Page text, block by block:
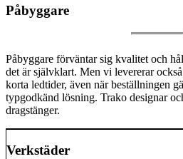
Påbyggare
Påbyggare förväntar sig kvalitet och
det är självklart. Men vi levererar
korta ledtider, även när beställningen
typgodkänd lösning. Trako designar
dragstänger.
Verkstäder